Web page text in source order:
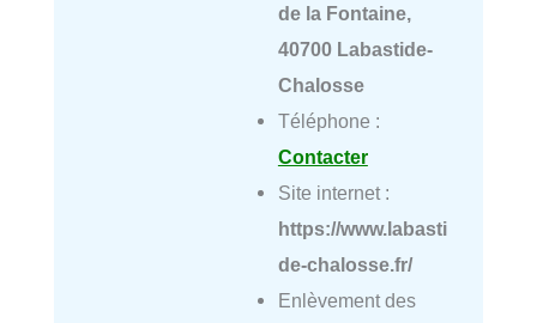
de la Fontaine,
40700 Labastide-
Chalosse
Téléphone :
Contacter
Site internet :
https://www.labasti
de-chalosse.fr/
Enlèvement des